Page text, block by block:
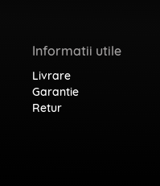
Informatii utile
Livrare
Garantie
Retur